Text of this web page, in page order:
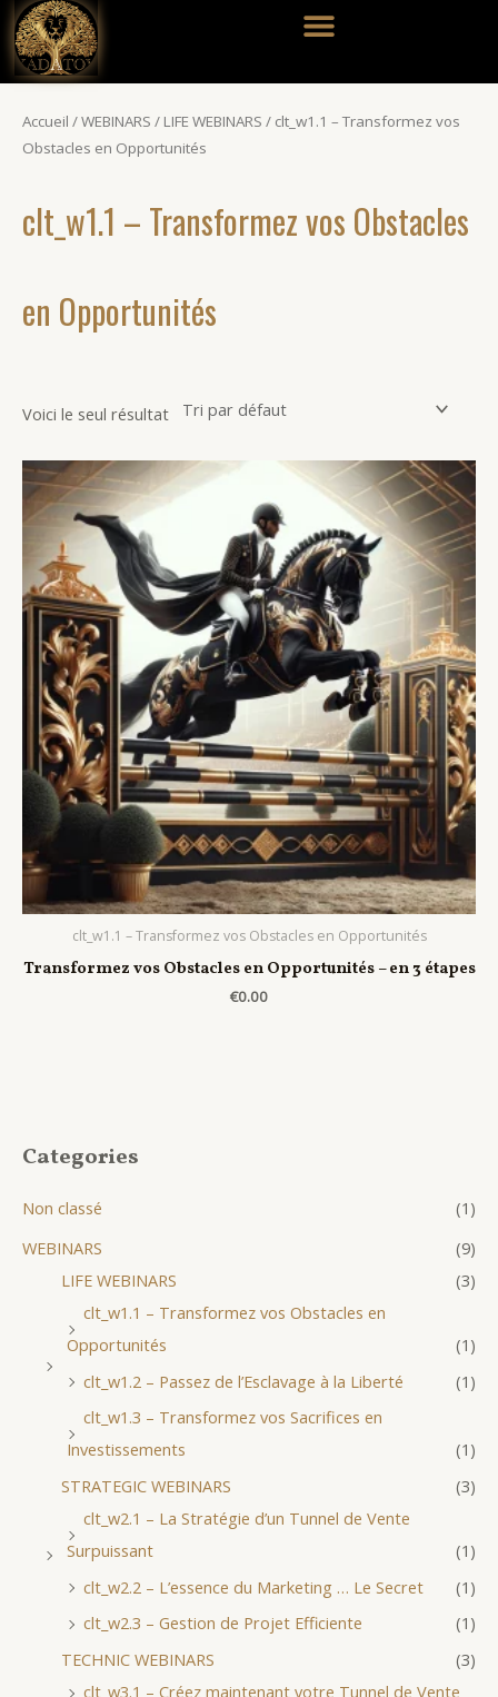
Aller
au
contenu
Categories
Non classé
(1)
WEBINARS
(9)
LIFE WEBINARS
(3)
clt_w1.1 – Transformez vos Obstacles en
Opportunités
(1)
clt_w1.2 – Passez de l’Esclavage à la Liberté
(1)
clt_w1.3 – Transformez vos Sacrifices en
Investissements
(1)
STRATEGIC WEBINARS
(3)
clt_w2.1 – La Stratégie d’un Tunnel de Vente
Surpuissant
(1)
clt_w2.2 – L’essence du Marketing … Le Secret
(1)
clt_w2.3 – Gestion de Projet Efficiente
(1)
TECHNIC WEBINARS
(3)
clt_w3.1 – Créez maintenant votre Tunnel de Vente
Accueil /WEBINARS / LIFE WEBINARS / clt_w1.1 – Transformez vos
Obstacles en Opportunités
clt_w1.1 – Transformez vos Obstacles
en Opportunités
Voici le seul résultat
clt_w1.1 – Transformez vos Obstacles en Opportunités
Transformez vos Obstacles en Opportunités – en 3 étapes
€0.00